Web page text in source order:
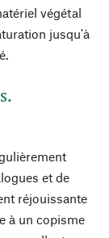
végétal
jusqu'à
et de
réjouissante
à un copisme